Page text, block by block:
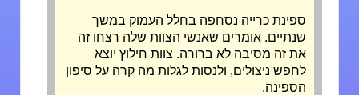
ספינת כרייה נסחפה בחלל העמוק במשך
שנתיים. אומרים שאנשי הצוות שלה רצחו זה
את זה מסיבה לא ברורה. צוות חילוץ יוצא
לחפש ניצולים, ולנסות לגלות מה קרה על סיפון
הספינה.